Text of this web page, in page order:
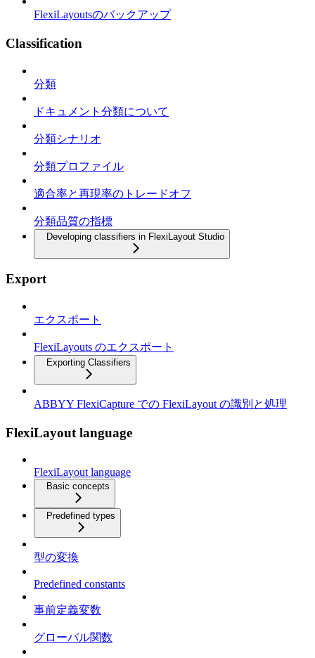
FlexiLayoutsのバックアップ
Classification
分類
ドキュメント分類について
分類シナリオ
分類プロファイル
適合率と再現率のトレードオフ
分類品質の指標
Developing classifiers in FlexiLayout Studio
Export
エクスポート
FlexiLayouts のエクスポート
Exporting Classifiers
ABBYY FlexiCapture での FlexiLayout の識別と処理
FlexiLayout language
FlexiLayout language
Basic concepts
Predefined types
型の変換
Predefined constants
事前定義変数
グローバル関数